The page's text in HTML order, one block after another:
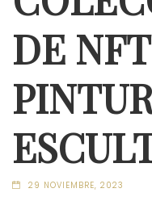
DE
29 NOVIEMBRE, 2023